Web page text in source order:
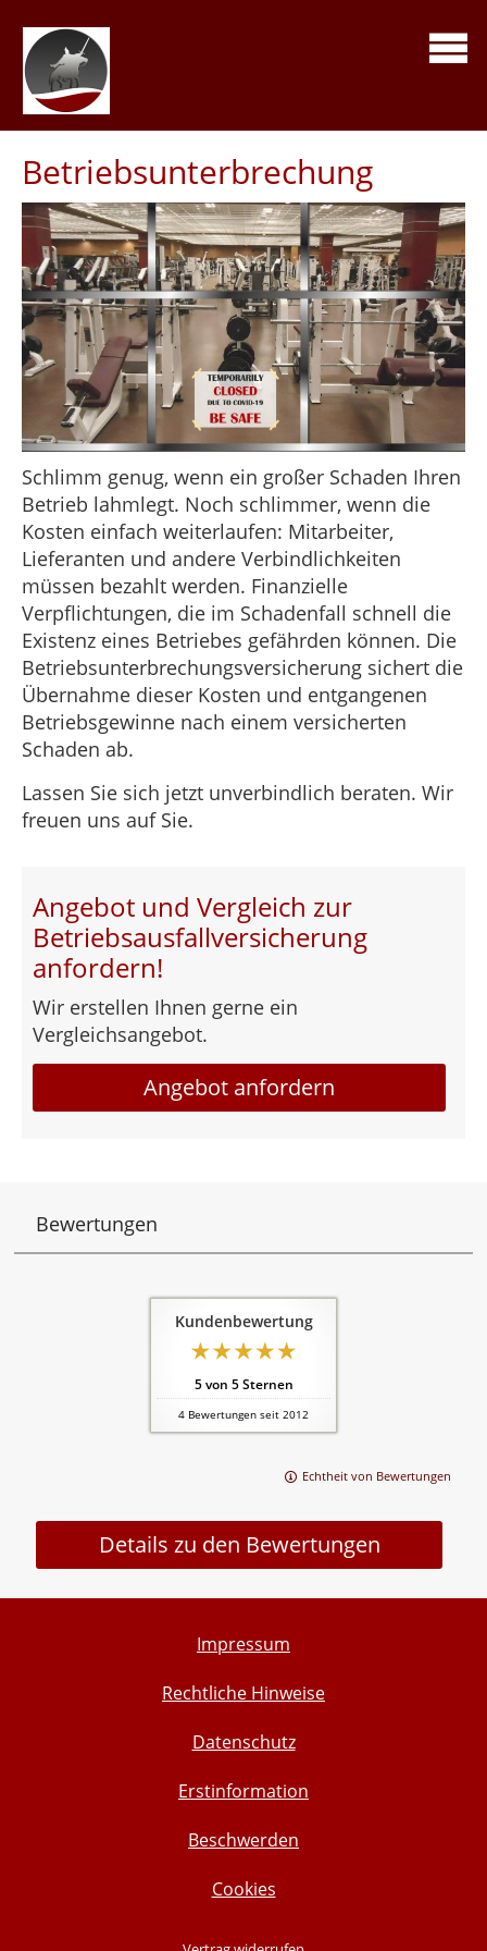
Betriebsunterbrechung
Schlimm genug, wenn ein großer Schaden Ihren
Betrieb lahmlegt. Noch schlimmer, wenn die
Kosten einfach weiterlaufen: Mitarbeiter,
Lieferanten und andere Verbindlichkeiten
müssen bezahlt werden. Finanzielle
Verpflichtungen, die im Schadenfall schnell die
Existenz eines Betriebes gefährden können. Die
Betriebsunterbrechungsversicherung sichert die
Übernahme dieser Kosten und entgangenen
Betriebsgewinne nach einem versicherten
Schaden ab.
Lassen Sie sich jetzt unverbindlich beraten. Wir
freuen uns auf Sie.
Angebot und Vergleich zur
Betriebsausfallversicherung
anfordern!
Wir erstellen Ihnen gerne ein
Vergleichsangebot.
Angebot anfordern
Bewertungen
Kundenbewertung
5von 5Sternen
4 Bewertungen seit 2012
Echtheit von Bewertungen
Details zu den Bewertungen
Impressum
Rechtliche Hinweise
Datenschutz
Erstinformation
Beschwerden
Cookies